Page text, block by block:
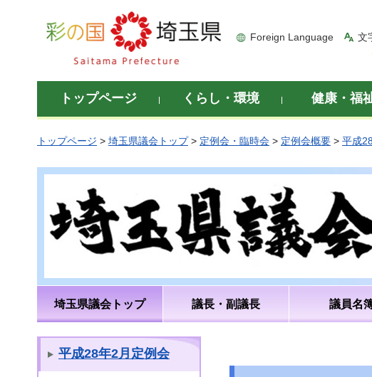
彩の国 埼玉県
Foreign Language 文
トップページ くらし・環境 健康・福
トップページ > 埼玉県議会トップ> 定例会・臨時会 > 定例会概要 > 平成
埼玉県議会トップ 議長・副議長 議員名
平成28年2月定例会